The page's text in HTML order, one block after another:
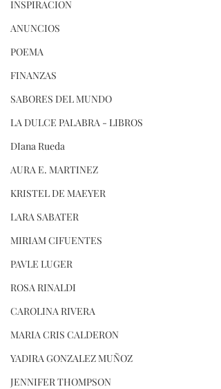
INSPIRACION
ANUNCIOS
POEMA
FINANZAS
SABORES DEL MUNDO
LA DULCE PALABRA - LIBROS
DIana Rueda
AURA E. MARTINEZ
KRISTEL DE MAEYER
LARA SABATER
MIRIAM CIFUENTES
PAVLE LUGER
ROSA RINALDI
CAROLINA RIVERA
MARIA CRIS CALDERON
YADIRA GONZALEZ MUÑOZ
JENNIFER THOMPSON